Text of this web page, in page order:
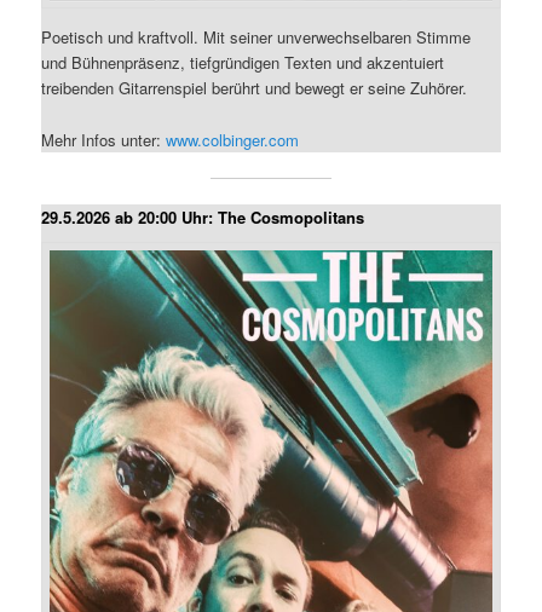
Poetisch und kraftvoll. Mit seiner unverwechselbaren Stimme
und Bühnenpräsenz, tiefgründigen Texten und akzentuiert
treibenden Gitarrenspiel berührt und bewegt er seine Zuhörer.
Mehr Infos unter:www.colbinger.com
29.5.2026 ab 20:00 Uhr: The Cosmopolitans